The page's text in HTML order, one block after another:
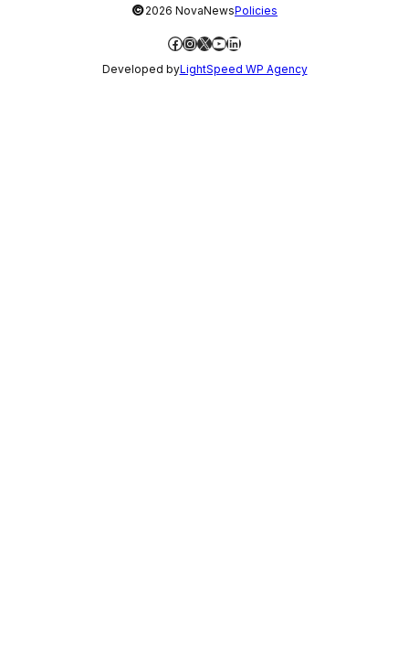
©2026 NovaNewsPolicies
Facebook
Instagram
X YouTube
LinkedIn
Developed byLightSpeed WP Agency